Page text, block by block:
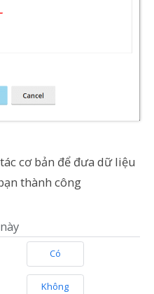
cơ bản để đưa dữ liệu
thành công
Có
Không